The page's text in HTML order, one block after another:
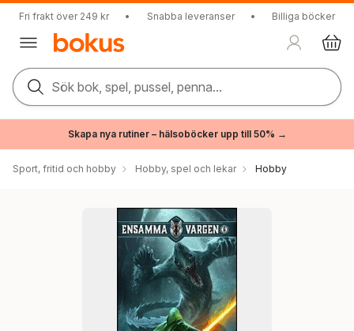
Fri frakt över 249 kr • Snabba leveranser • Billiga böcker
Sök bok, spel, pussel, penna...
Skapa nya rutiner – hälsoböcker upp till 50% →
Sport, fritid och hobby Hobby, spel och lekar Hobby